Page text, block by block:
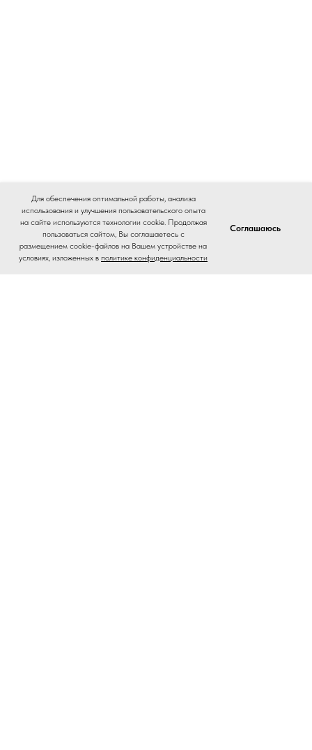
Home Catalog Journal
Для обеспечения оптимальной работы, анализа
использования и улучшения пользовательского опыта
на сайте используются технологии cookie. Продолжая
пользоваться сайтом, Вы соглашаетесь с
размещением cookie-файлов на Вашем устройстве на
условиях, изложенных в политике конфиденциальности
Соглашаюсь